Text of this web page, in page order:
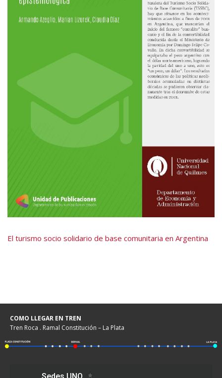
El turismo socio solidario de base comunitaria en Argentina
COMO LLEGAR EN TREN
Tren Roca . Ramal Constitución – La Plata